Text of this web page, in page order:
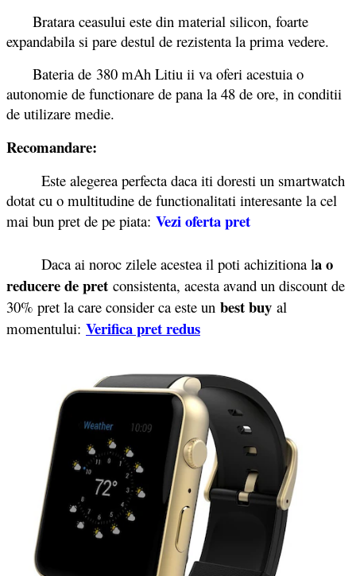
Bratara ceasului este din material silicon, foarte
expandabila si pare destul de rezistenta la prima vedere.
Bateria de 380 mAh Litiu ii va oferi acestuia o
autonomie de functionare de pana la 48 de ore, in conditii
de utilizare medie.
Recomandare:
Este alegerea perfecta daca iti doresti un smartwatch
dotat cu o multitudine de functionalitati interesante la cel
mai bun pret de pe piata: Vezi oferta pret
Daca ai noroc zilele acestea il poti achizitiona la o
reducere de pret consistenta, acesta avand un discount de
30% pret la care consider ca este un best buy al
momentului: Verifica pret redus